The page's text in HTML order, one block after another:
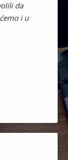
da
i u